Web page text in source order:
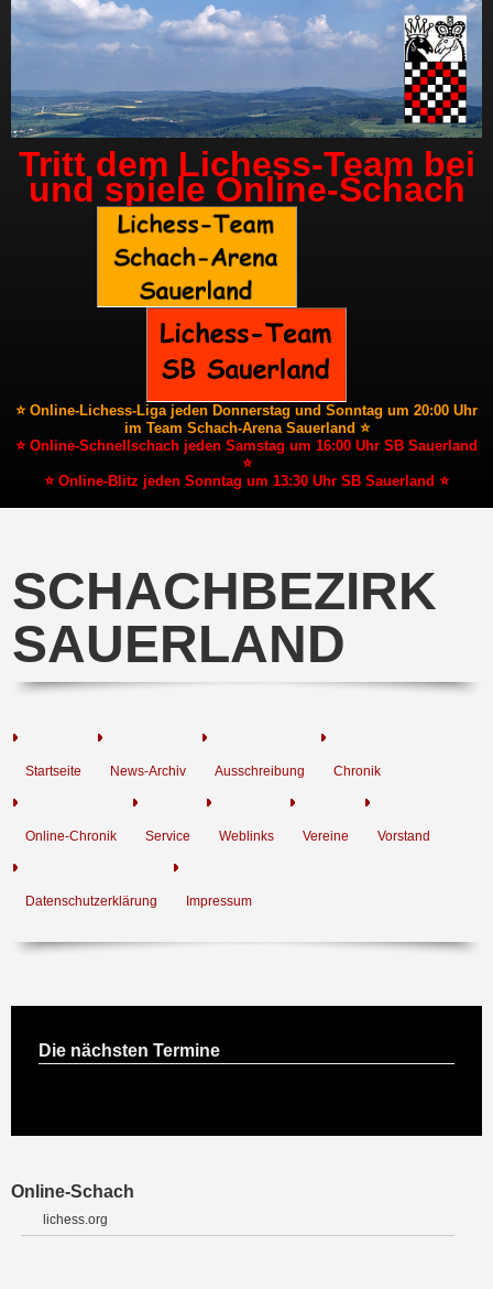
Tritt dem Lichess-Team bei
und spiele Online-Schach
⭐ Online-Lichess-Liga jeden Donnerstag und Sonntag um 20:00 Uhr
im Team Schach-Arena Sauerland ⭐
⭐ Online-Schnellschach jeden Samstag um 16:00 Uhr SB Sauerland
⭐
⭐ Online-Blitz jeden Sonntag um 13:30 Uhr SB Sauerland ⭐
SCHACHBEZIRK
SAUERLAND
Startseite News-Archiv Ausschreibung Chronik
Online-Chronik Service Weblinks Vereine Vorstand
Datenschutzerklärung Impressum
Die nächsten Termine
Online-Schach
lichess.org